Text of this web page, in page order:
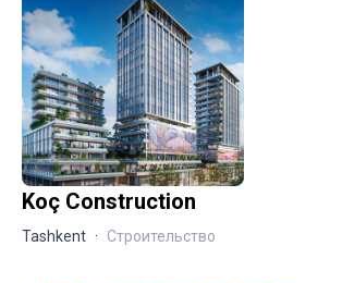
Koç Construction
Tashkent · Строительство